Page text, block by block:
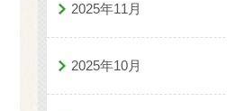
2025年11月
2025年10月